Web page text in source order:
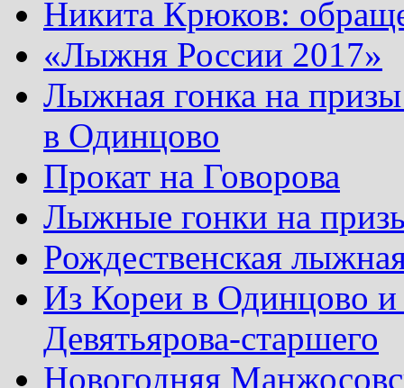
Никита Крюков:
«Лыжня России 2017»
Лыжная гонка на
в Одинцово
Прокат на Говорова
Лыжные гонки на
Рождественская
Из Кореи в Одинцово
Девятьярова-старшего
Новогодняя